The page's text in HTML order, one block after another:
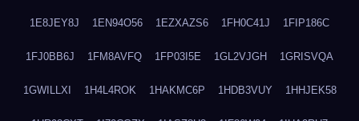
1E8JEY8J 1EN94O56 1EZXAZS6 1FH0C41J 1FIP186C
1FJ0BB6J 1FM8AVFQ 1FP03I5E 1GL2VJGH 1GRISVQA
1GWILLXI 1H4L4ROK 1HAKMC6P 1HDB3VUY 1HHJEK58